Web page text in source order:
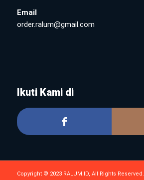
Email
order.ralum@gmail.com
Ikuti Kami di
Copyright © 2023 RALUM.ID, All Rights Reserved.